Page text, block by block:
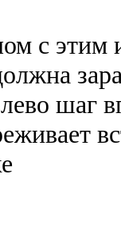
с этим
шаг